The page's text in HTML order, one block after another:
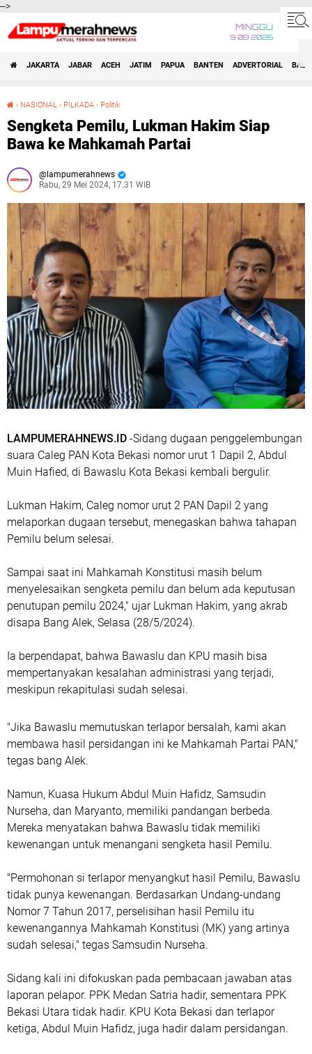
-->
MINGGU
9 08 2026
JAKARTA JABAR ACEH JATIM PAPUA BANTEN ADVERTORIAL BALI
› NASIONAL › PILKADA › Politik
Sengketa Pemilu, Lukman Hakim Siap
Bawa ke Mahkamah Partai
lampumerahnews
Rabu, 29 Mei 2024, 17.31 WIB
LAMPUMERAHNEWS.ID -Sidang dugaan penggelembungan
suara Caleg PAN Kota Bekasi nomor urut 1 Dapil 2, Abdul
Muin Hafied, di Bawaslu Kota Bekasi kembali bergulir.
Lukman Hakim, Caleg nomor urut 2 PAN Dapil 2 yang
melaporkan dugaan tersebut, menegaskan bahwa tahapan
Pemilu belum selesai.
Sampai saat ini Mahkamah Konstitusi masih belum
menyelesaikan sengketa pemilu dan belum ada keputusan
penutupan pemilu 2024," ujar Lukman Hakim, yang akrab
disapa Bang Alek, Selasa (28/5/2024).
Ia berpendapat, bahwa Bawaslu dan KPU masih bisa
mempertanyakan kesalahan administrasi yang terjadi,
meskipun rekapitulasi sudah selesai.
"Jika Bawaslu memutuskan terlapor bersalah, kami akan
membawa hasil persidangan ini ke Mahkamah Partai PAN,"
tegas bang Alek.
Namun, Kuasa Hukum Abdul Muin Hafidz, Samsudin
Nurseha, dan Maryanto, memiliki pandangan berbeda.
Mereka menyatakan bahwa Bawaslu tidak memiliki
kewenangan untuk menangani sengketa hasil Pemilu.
"Permohonan si terlapor menyangkut hasil Pemilu, Bawaslu
tidak punya kewenangan. Berdasarkan Undang-undang
Nomor 7 Tahun 2017, perselisihan hasil Pemilu itu
kewenangannya Mahkamah Konstitusi (MK) yang artinya
sudah selesai," tegas Samsudin Nurseha.
Sidang kali ini difokuskan pada pembacaan jawaban atas
laporan pelapor. PPK Medan Satria hadir, sementara PPK
Bekasi Utara tidak hadir. KPU Kota Bekasi dan terlapor
ketiga, Abdul Muin Hafidz, juga hadir dalam persidangan.